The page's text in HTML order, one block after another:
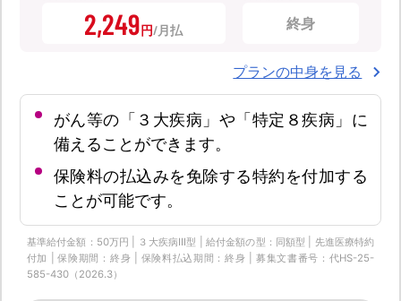
2,249円 終身
プランの中身を見る
がん等の「３大疾病」や「特定８疾病」に
備えることができます。
保険料の払込みを免除する特約を付加する
ことが可能です。
基準給付金額：50万円 | ３大疾病Ⅲ型 | 給付金額の型：同額型 | 先進医療特約
付加 | 保険期間：終身 | 保険料払込期間：終身 | 募集文書番号：代HS-25-
585-430（2026.3）